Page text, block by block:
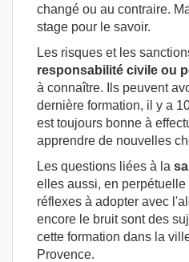
changé ou au contraire.
stage pour le savoir.
Les risques et les
responsabilité civile ou
à connaître. Ils peuvent
dernière formation, il y a
est toujours bonne à
apprendre de nouvelles
Les questions liées à la
elles aussi, en
réflexes à adopter avec
encore le bruit sont des
cette formation dans la
Provence.